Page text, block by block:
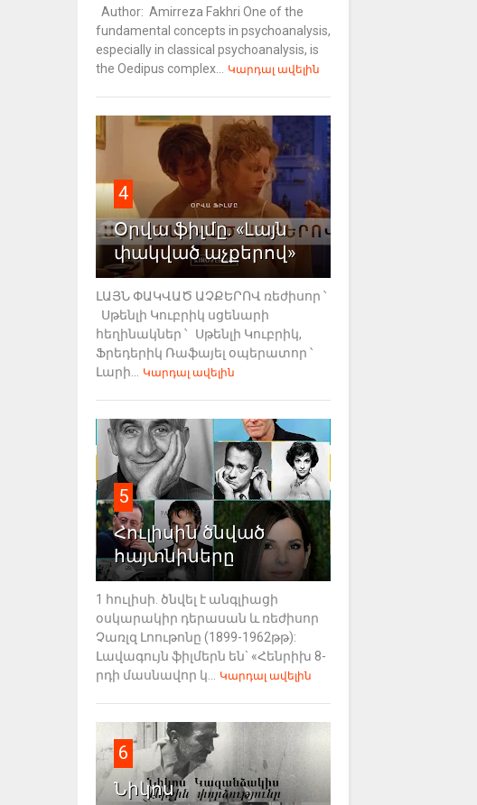
Author: Amirreza Fakhri One of the
fundamental concepts in psychoanalysis,
especially in classical psychoanalysis, is
the Oedipus complex...
Կարդալ ավելին
4
Օրվա ֆիլմը. «Լայն
փակված աչքերով»
ԼԱՅՆ ՓԱԿՎԱԾ ԱՉՔԵՐՈՎ ռեժիսոր ՝
Սթենլի Կուբրիկ սցենարի
հեղինակներ ՝ Սթենլի Կուբրիկ,
Ֆրեդերիկ Ռաֆայել օպերատոր ՝
Լարի...
Կարդալ ավելին
5
Հուլիսին ծնված
հայտնիները
1 հուլիսի. ծնվել է անգլիացի
օսկարակիր դերասան և ռեժիսոր
Չառլզ Լոութոնը (1899-1962թթ):
Լավագույն ֆիլմերն են` «Հենրիխ 8-
րդի մասնավոր կ...
Կարդալ ավելին
6
Նիկոս